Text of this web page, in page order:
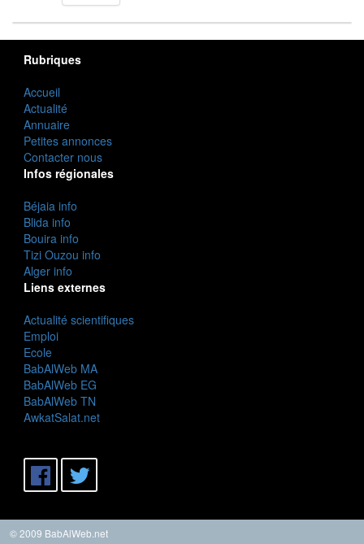
Rubriques
Accueil
Actualité
Annuaire
Petites annonces
Contacter nous
Infos régionales
Béjaia info
Blida info
Bouira info
Tizi Ouzou info
Alger info
Liens externes
Actualité scientifiques
Emploi
Ecole
BabAlWeb MA
BabAlWeb EG
BabAlWeb TN
AwkatSalat.net
© 2009 BabAlWeb.net